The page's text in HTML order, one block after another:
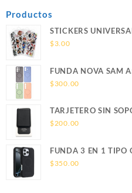
Productos
STICKERS
$3.00
FUNDA NOVA SAM
SOPORTE
$300.00
TARJETERO SIN
LEATHER WALLET
$200.00
FUNDA 3 EN 1 TIPO
S26 ULTRA
$350.00